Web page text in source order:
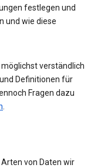
festlegen und
und wie diese
verständlich
Definitionen für
Fragen dazu
.
von Daten wir